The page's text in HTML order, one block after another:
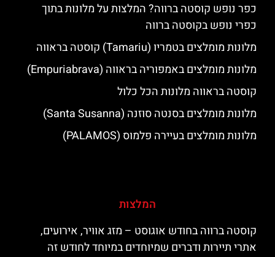
כפר נופש קוסטה ברווה? המלצות על מלונות בתוך
כפרי נופש בקוסטה ברווה
מלונות מומלצים בטמריו (Tamariu) קוסטה בראווה
מלונות מומלצים באמפוריה בראווה (Empuriabrava)
קוסטה בראווה מלונות הכל כלול
מלונות מומלצים בסנטה סוזנה (Santa Susanna)
מלונות מומלצים בעיירה פלמוס (PALAMOS)
המלצות
קוסטה ברווה בחודש אוגוסט – מזג אוויר, אירועים,
אתרי תיירות ודברים שמיוחדים במיוחד לחודש זה